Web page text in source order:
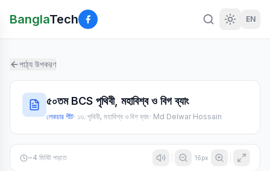
BanglaTech EN
পাঠ্য উপকরণ
৫০তম BCS পৃথিবী, মহাবিশ্ব ও বিগ ব্যাং
লেকচার শীট· ১৩. পৃথিবী, মহাবিশ্ব ও বিগ ব্যাং· Md Delwar Hossain
~4 মিনিট পড়তে 16px